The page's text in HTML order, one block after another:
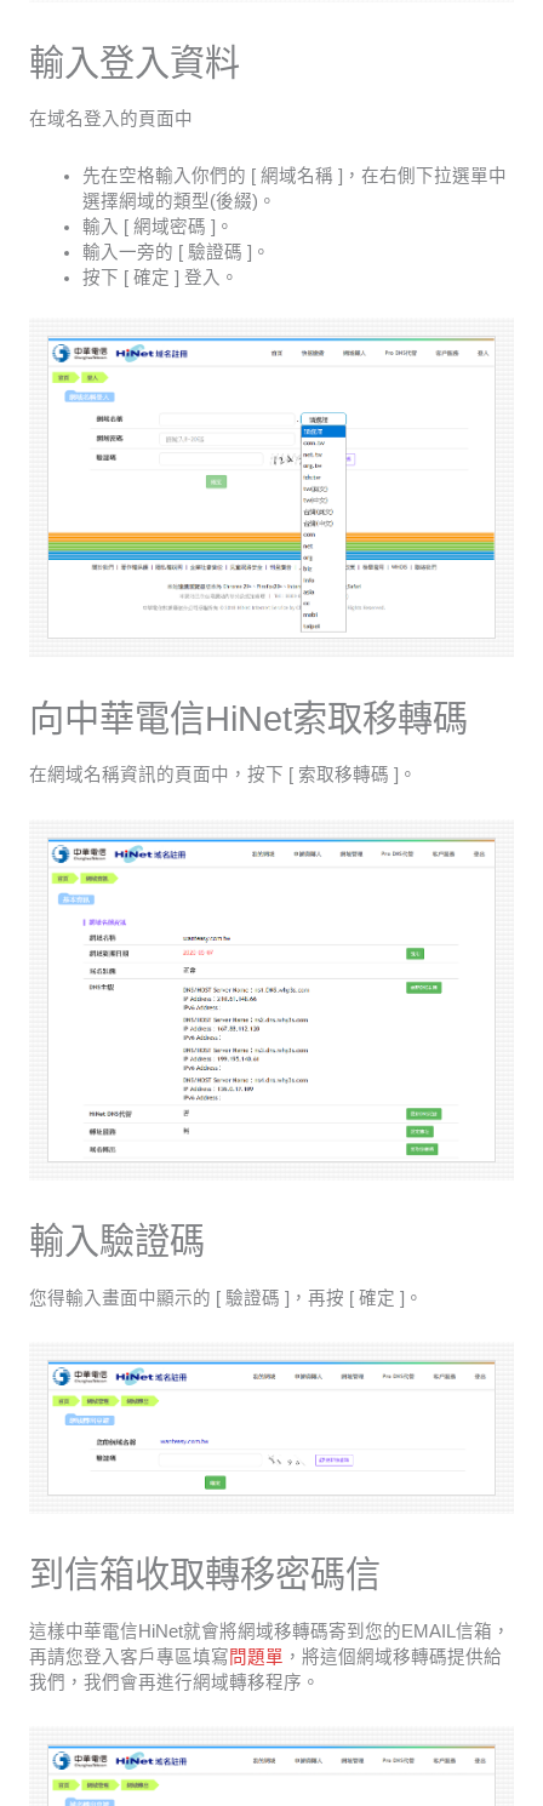
輸入登入資料
在域名登入的頁面中
先在空格輸入你們的 [ 網域名稱 ]，在右側下拉選單中
選擇網域的類型(後綴)。
輸入 [ 網域密碼 ]。
輸入一旁的 [ 驗證碼 ]。
按下 [ 確定 ] 登入。
向中華電信HiNet索取移轉碼
在網域名稱資訊的頁面中，按下 [ 索取移轉碼 ]。
輸入驗證碼
您得輸入畫面中顯示的 [ 驗證碼 ]，再按 [ 確定 ]。
到信箱收取轉移密碼信
這樣中華電信HiNet就會將網域移轉碼寄到您的EMAIL信箱，
再請您登入客戶專區填寫問題單 ，將這個網域移轉碼提供給
我們，我們會再進行網域轉移程序。